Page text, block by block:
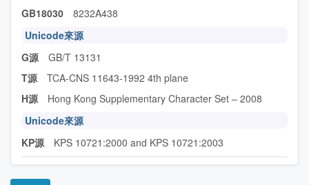
GB18030 8232A438
Unicode來源
G源GB/T 13131
T源TCA-CNS 11643-1992 4th plane
H源Hong Kong Supplementary Character Set – 2008
Unicode來源
KP源KPS 10721:2000 and KPS 10721:2003